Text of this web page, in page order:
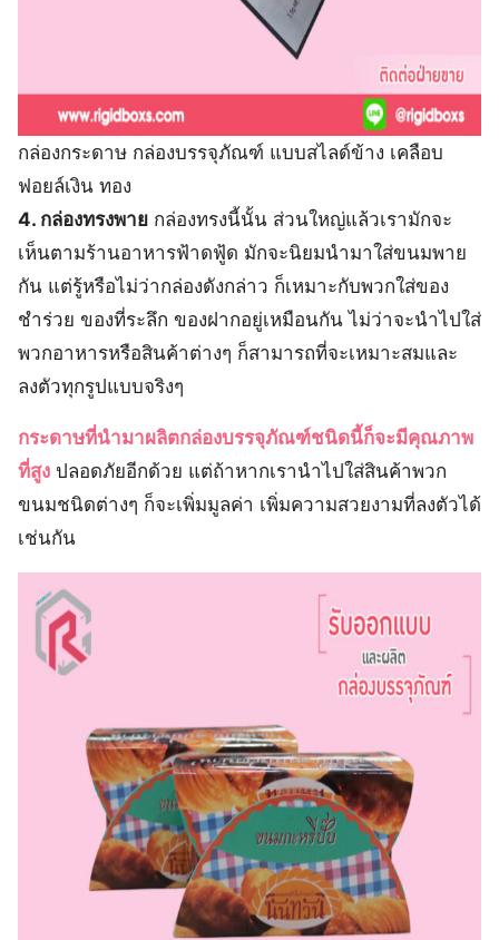
กล่องกระดาษ กล่องบรรจุภัณฑ์ แบบสไลด์ข้าง เคลือบ
ฟอยล์เงิน ทอง
4. กล่องทรงพาย กล่องทรงนี้นั้น ส่วนใหญ่แล้วเรามักจะ
เห็นตามร้านอาหารฟ้าดฟู้ด มักจะนิยมนำมาใส่ขนมพาย
กัน แต่รู้หรือไม่ว่ากล่องดังกล่าว ก็เหมาะกับพวกใส่ของ
ชำร่วย ของที่ระลึก ของฝากอยู่เหมือนกัน ไม่ว่าจะนำไปใส่
พวกอาหารหรือสินค้าต่างๆ ก็สามารถที่จะเหมาะสมและ
ลงตัวทุกรูปแบบจริงๆ
กระดาษที่นำมาผลิตกล่องบรรจุภัณฑ์ชนิดนี้ก็จะมีคุณภาพ
ที่สูง ปลอดภัยอีกด้วย แต่ถ้าหากเรานำไปใส่สินค้าพวก
ขนมชนิดต่างๆ ก็จะเพิ่มมูลค่า เพิ่มความสวยงามที่ลงตัวได้
เช่นกัน